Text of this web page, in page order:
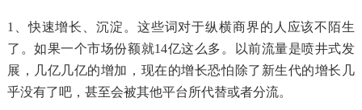
1、快速增长、沉淀。这些词对于纵横商界的人应该不陌生
了。如果一个市场份额就14亿这么多。以前流量是喷井式发
展，几亿几亿的增加，现在的增长恐怕除了新生代的增长几
乎没有了吧，甚至会被其他平台所代替或者分流。